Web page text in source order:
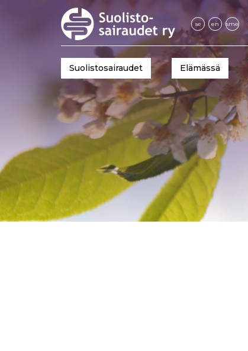
se en sme
Suolistosairaudet Elämässä